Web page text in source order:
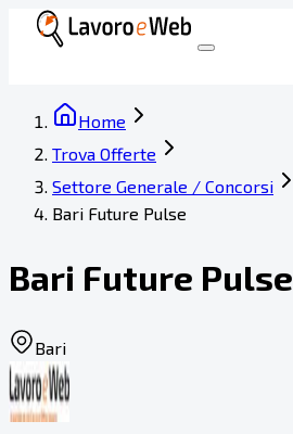
Home
Trova Offerte
Settore Generale / Concorsi
Bari Future Pulse
Bari Future Pulse
Bari